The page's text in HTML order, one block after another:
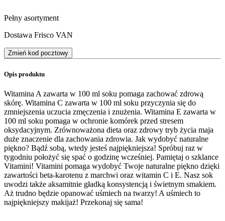
Pełny asortyment
Dostawa Frisco VAN
Zmień kod pocztowy
Opis produktu
Witamina A zawarta w 100 ml soku pomaga zachować zdrową
skórę. Witamina C zawarta w 100 ml soku przyczynia się do
zmniejszenia uczucia zmęczenia i znużenia. Witamina E zawarta w
100 ml soku pomaga w ochronie komórek przed stresem
oksydacyjnym. Zrównoważona dieta oraz zdrowy tryb życia maja
duże znaczenie dla zachowania zdrowia. Jak wydobyć naturalne
piękno? Bądź sobą, wtedy jesteś najpiękniejsza! Spróbuj raz w
tygodniu położyć się spać o godzinę wcześniej. Pamiętaj o szklance
Vitamini! Vitamini pomaga wydobyć Twoje naturalne piękno dzięki
zawartości beta-karotenu z marchwi oraz witamin C i E. Nasz sok
uwodzi także aksamitnie gładką konsystencją i świetnym smakiem.
Aż trudno będzie opanować uśmiech na twarzy! A uśmiech to
najpiękniejszy makijaż! Przekonaj się sama!